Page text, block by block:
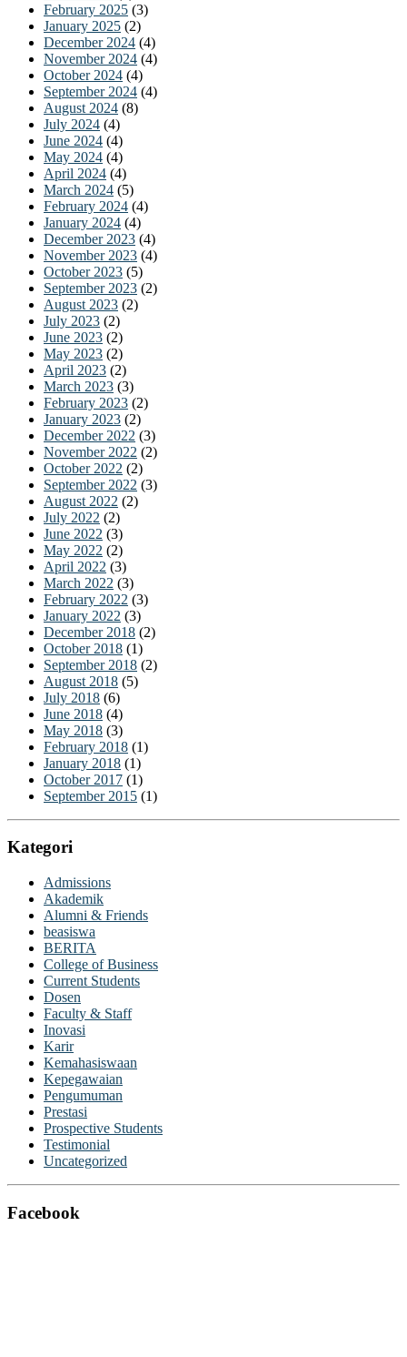
February 2025 (3)
January 2025 (2)
December 2024 (4)
November 2024 (4)
October 2024 (4)
September 2024 (4)
August 2024 (8)
July 2024 (4)
June 2024 (4)
May 2024 (4)
April 2024 (4)
March 2024 (5)
February 2024 (4)
January 2024 (4)
December 2023 (4)
November 2023 (4)
October 2023 (5)
September 2023 (2)
August 2023 (2)
July 2023 (2)
June 2023 (2)
May 2023 (2)
April 2023 (2)
March 2023 (3)
February 2023 (2)
January 2023 (2)
December 2022 (3)
November 2022 (2)
October 2022 (2)
September 2022 (3)
August 2022 (2)
July 2022 (2)
June 2022 (3)
May 2022 (2)
April 2022 (3)
March 2022 (3)
February 2022 (3)
January 2022 (3)
December 2018 (2)
October 2018 (1)
September 2018 (2)
August 2018 (5)
July 2018 (6)
June 2018 (4)
May 2018 (3)
February 2018 (1)
January 2018 (1)
October 2017 (1)
September 2015 (1)
Kategori
Admissions
Akademik
Alumni & Friends
beasiswa
BERITA
College of Business
Current Students
Dosen
Faculty & Staff
Inovasi
Karir
Kemahasiswaan
Kepegawaian
Pengumuman
Prestasi
Prospective Students
Testimonial
Uncategorized
Facebook